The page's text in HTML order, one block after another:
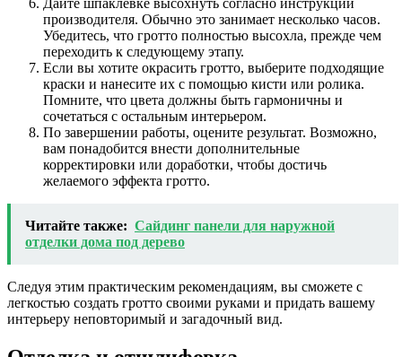
Дайте шпаклевке высохнуть согласно инструкции
производителя. Обычно это занимает несколько часов.
Убедитесь, что гротто полностью высохла, прежде чем
переходить к следующему этапу.
Если вы хотите окрасить гротто, выберите подходящие
краски и нанесите их с помощью кисти или ролика.
Помните, что цвета должны быть гармоничны и
сочетаться с остальным интерьером.
По завершении работы, оцените результат. Возможно,
вам понадобится внести дополнительные
корректировки или доработки, чтобы достичь
желаемого эффекта гротто.
Читайте также: Сайдинг панели для наружной
отделки дома под дерево
Следуя этим практическим рекомендациям, вы сможете с
легкостью создать гротто своими руками и придать вашему
интерьеру неповторимый и загадочный вид.